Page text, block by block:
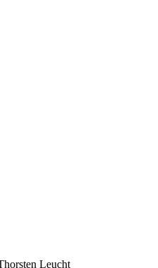
Leucht